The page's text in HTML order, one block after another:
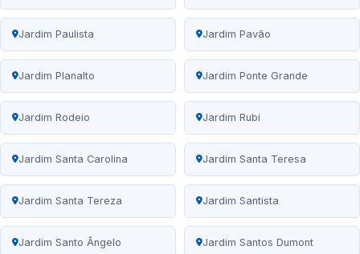
Jardim Paulista Jardim Pavão
Jardim Planalto Jardim Ponte Grande
Jardim Rodeio Jardim Rubi
Jardim Santa Carolina Jardim Santa Teresa
Jardim Santa Tereza Jardim Santista
Jardim Santo Ângelo Jardim Santos Dumont